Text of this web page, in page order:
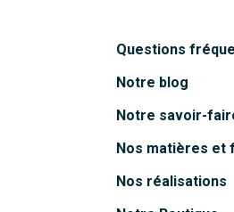
Questions
Notre blog
Notre savoir-
Nos matières et
Nos réalisations